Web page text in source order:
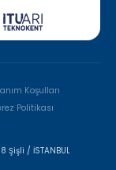
Koşulları
Politikası
Şişli / İSTANBUL